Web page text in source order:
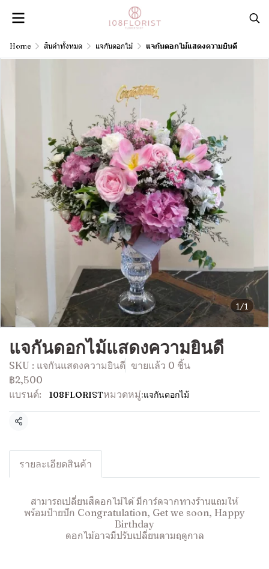
Home สินค้าทั้งหมด แจกันดอกไม้ แจกันดอกไม้แสดงความยินดี
1/1
แจกันดอกไม้แสดงความยินดี
SKU : แจกันแสดงความยินดี ขายแล้ว 0 ชิ้น
฿2,500
แบรนด์:
108FLORISTหมวดหมู่:แจกันดอกไม้
แชร์
รายละเอียดสินค้า
สามารถเปลี่ยนสีดอกไม้ได้ มีการ์ดจากทางร้านแถมให้
พร้อมป้ายปัก Congratulation, Get we soon, Happy
Birthday
ดอกไม้อาจมีปรับเปลี่ยนตามฤดูกาล